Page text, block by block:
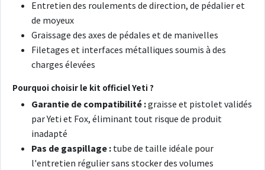
Entretien des roulements de direction, de pédalier et
de moyeux
Graissage des axes de pédales et de manivelles
Filetages et interfaces métalliques soumis à des
charges élevées
Pourquoi choisir le kit officiel Yeti ?
Garantie de compatibilité :graisse et pistolet validés
par Yeti et Fox, éliminant tout risque de produit
inadapté
Pas de gaspillage : tube de taille idéale pour
l'entretien régulier sans stocker des volumes